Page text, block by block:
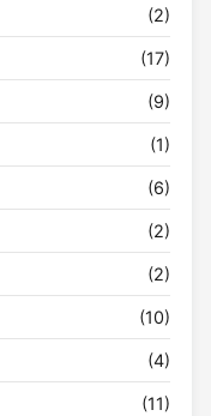
(2)
(17)
(9)
(1)
(6)
(2)
(2)
(10)
(4)
(11)